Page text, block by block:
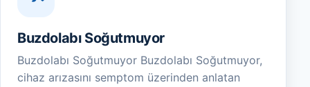
Buzdolabı Soğutmuyor
Buzdolabı Soğutmuyor Buzdolabı Soğutmuyor,
cihaz arızasını semptom üzerinden anlatan